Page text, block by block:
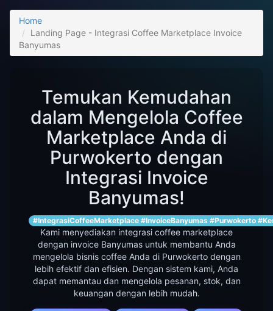
Home
Landing Page - Integrasi Coffee Marketplace Invoice
Banyumas
Temukan Kemudahan
dalam Mengelola Coffee
Marketplace Anda di
Purwokerto dengan
Integrasi Invoice
Banyumas!
#IntegrasiCoffeeMarketplace #InvoiceBanyumas #Purwokerto
Kami menyediakan integrasi coffee marketplace
dengan invoice Banyumas untuk membantu Anda
mengelola bisnis coffee Anda di Purwokerto dengan
lebih efektif dan efisien. Dengan sistem kami, Anda
dapat memantau dan mengelola pesanan, stok, dan
keuangan dengan lebih mudah.